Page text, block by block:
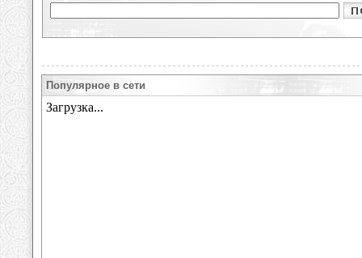
Популярное в сети